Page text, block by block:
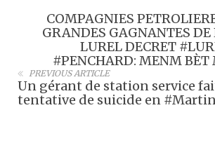
COMPAGNIES
GRANDES GAGNANTES
LUREL DECRET
#PENCHARD: MENM BÈT
PREVIOUS ARTICLE
Un gérant de station service
tentative de suicide en